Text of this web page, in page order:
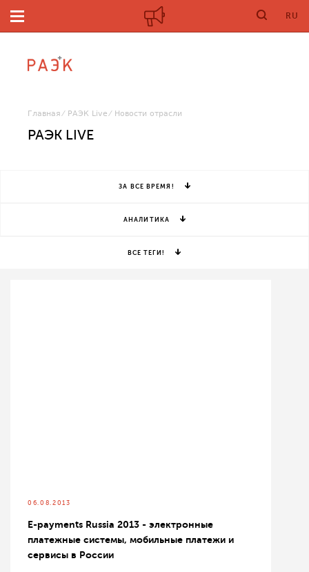
RU
Главная РАЭК Live Новости отрасли
РАЭК LIVE
ЗА ВСЕ ВРЕМЯ!
АНАЛИТИКА
ВСЕ ТЕГИ!
06.08.2013
E-payments Russia 2013 - электронные
платежные системы, мобильные платежи и
сервисы в России